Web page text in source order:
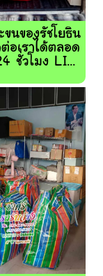
ขนของรัชโยธิน
อเราได้ตลอด
ชั่วโมง LI...